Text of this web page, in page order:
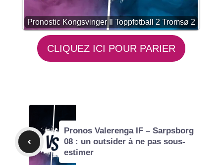
Pronostic Kongsvinger Il Toppfotball 2 Tromsø 2
CLIQUEZ ICI POUR PARIER
Pronos Valerenga IF – Sarpsborg
08 : un outsider à ne pas sous-
estimer